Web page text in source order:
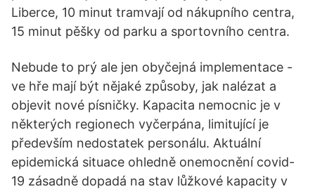
Liberce, 10 minut tramvají od nákupního centra,
15 minut pěšky od parku a sportovního centra.
Nebude to prý ale jen obyčejná implementace -
ve hře mají být nějaké způsoby, jak nalézat a
objevit nové písničky. Kapacita nemocnic je v
některých regionech vyčerpána, limitující je
především nedostatek personálu. Aktuální
epidemická situace ohledně onemocnění covid-
19 zásadně dopadá na stav lůžkové kapacity v